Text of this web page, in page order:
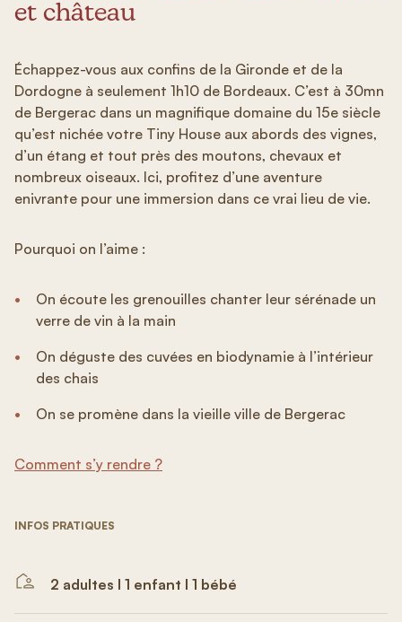
et château
Échappez-vous aux confins de la Gironde et de la
Dordogne à seulement 1h10 de Bordeaux. C’est à 30mn
de Bergerac dans un magnifique domaine du 15e siècle
qu’est nichée votre Tiny House aux abords des vignes,
d’un étang et tout près des moutons, chevaux et
nombreux oiseaux. Ici, profitez d’une aventure
enivrante pour une immersion dans ce vrai lieu de vie.
Pourquoi on l’aime :
On écoute les grenouilles chanter leur sérénade un
verre de vin à la main
On déguste des cuvées en biodynamie à l’intérieur
des chais
On se promène dans la vieille ville de Bergerac
Comment s’y rendre ?
INFOS PRATIQUES
2 adultes I 1 enfant I 1 bébé